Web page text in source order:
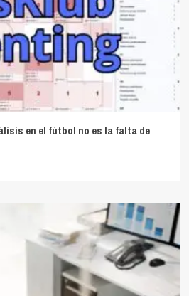
en el fútbol no es la falta de